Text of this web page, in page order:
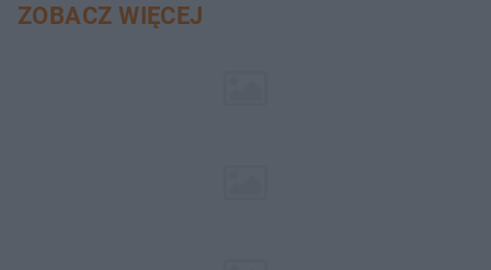
ZOBACZ WIĘCEJ